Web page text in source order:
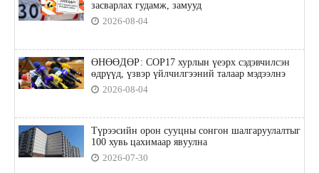
засварлах гудамж, замууд
2026-08-04
ӨНӨӨДӨР: COP17 хурлын үеэрх сэдэвчилсэн
өдрүүд, үзвэр үйлчилгээний талаар мэдээлнэ
2026-08-04
Түрээсийн орон сууцны сонгон шалгаруулалтыг
100 хувь цахимаар явуулна
2026-07-30